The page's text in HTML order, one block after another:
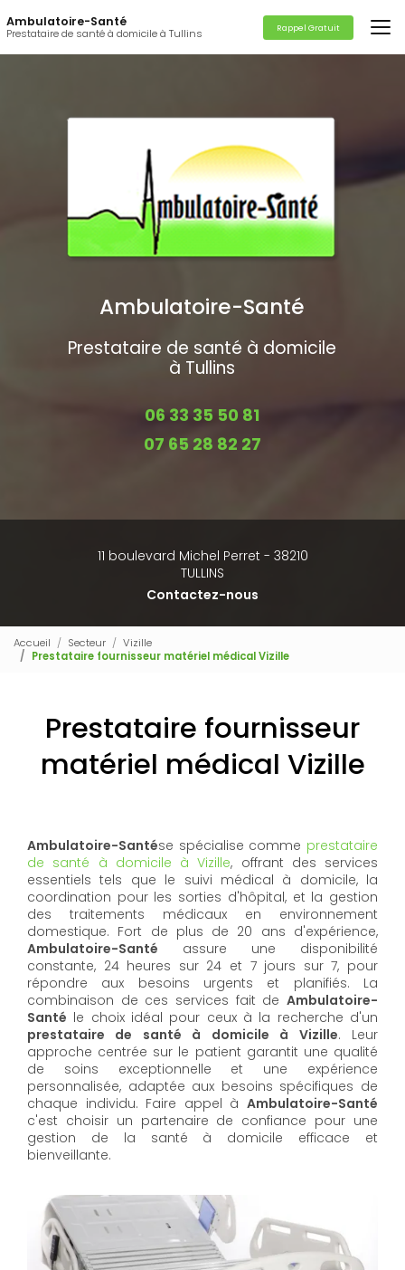
au
contenu
principal
Ambulatoire-Santé
Prestataire de santé à domicile à Tullins Rappel Gratuit
Ambulatoire-Santé
Prestataire de santé à domicile
à Tullins
06 33 35 50 81
07 65 28 82 27
11 boulevard Michel Perret - 38210
TULLINS
Contactez-nous
Accueil Secteur
Vizille
Prestataire fournisseur matériel médical Vizille
Prestataire fournisseur
matériel médical Vizille
Ambulatoire-Santése spécialise comme prestataire
de santé à domicile à Vizille, offrant des services
essentiels tels que le suivi médical à domicile, la
coordination pour les sorties d'hôpital, et la gestion
des traitements médicaux en environnement
domestique. Fort de plus de 20 ans d'expérience,
Ambulatoire-Santé assure une disponibilité
constante, 24 heures sur 24 et 7 jours sur 7, pour
répondre aux besoins urgents et planifiés. La
combinaison de ces services fait de Ambulatoire-
Santé le choix idéal pour ceux à la recherche d'un
prestataire de santé à domicile à Vizille. Leur
approche centrée sur le patient garantit une qualité
de soins exceptionnelle et une expérience
personnalisée, adaptée aux besoins spécifiques de
chaque individu. Faire appel à Ambulatoire-Santé
c'est choisir un partenaire de confiance pour une
gestion de la santé à domicile efficace et
bienveillante.